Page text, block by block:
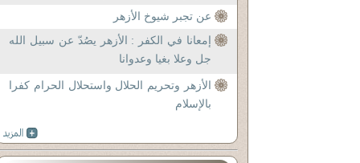
عن تجبر شيوخ الأزهر
إمعانا في الكفر : الأزهر يصُدّ عن سبيل الله
جل وعلا بغيا وعدوانا
الأزهر وتحريم الحلال واستحلال الحرام كفرا
بالإسلام